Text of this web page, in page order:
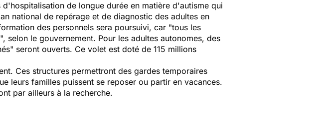
de longue durée en matière d'autisme qui
national de repérage et de diagnostic des adultes en
des personnels sera poursuivi, car "tous les
selon le gouvernement. Pour les adultes autonomes, des
seront ouverts. Ce volet est doté de 115 millions
Ces structures permettront des gardes temporaires
leurs familles puissent se reposer ou partir en vacances.
par ailleurs à la recherche.